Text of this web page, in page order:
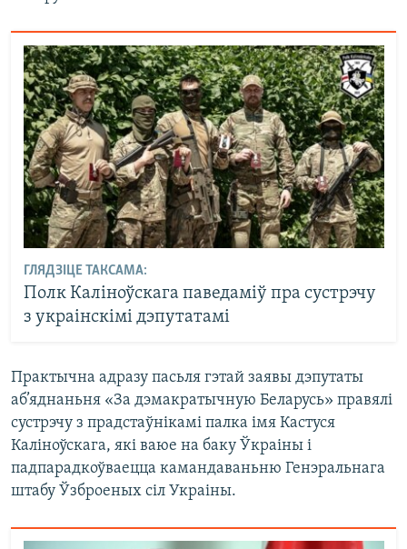
ГЛЯДЗІЦЕ ТАКСАМА:
Полк Каліноўскага паведаміў пра сустрэчу
з украінскімі дэпутатамі
Практычна адразу пасьля гэтай заявы дэпутаты
аб’яднаньня «За дэмакратычную Беларусь» правялі
сустрэчу з прадстаўнікамі палка імя Кастуся
Каліноўскага, які ваюе на баку Ўкраіны і
падпарадкоўваецца камандаваньню Генэральнага
штабу Ўзброеных сіл Украіны.